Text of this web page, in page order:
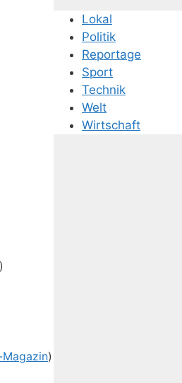
)
Magazin)
Lokal
Politik
Reportage
Sport
Technik
Welt
Wirtschaft